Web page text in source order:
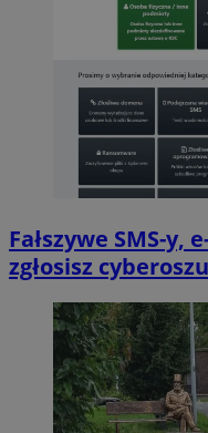
Fałszywe SMS-y,
zgłosisz